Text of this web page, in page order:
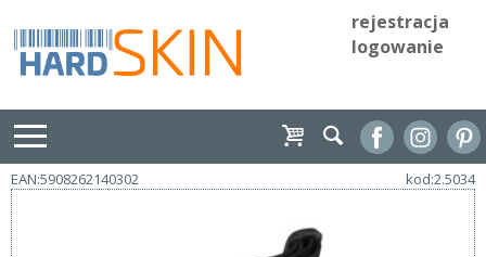
rejestracja
logowanie
EAN:5908262140302 kod:2.5034